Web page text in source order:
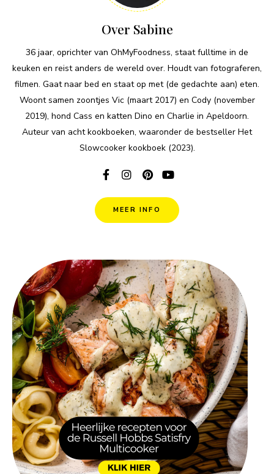
Over Sabine
36 jaar, oprichter van OhMyFoodness, staat fulltime in de
keuken en reist anders de wereld over. Houdt van fotograferen,
filmen. Gaat naar bed en staat op met (de gedachte aan) eten.
Woont samen zoontjes Vic (maart 2017) en Cody (november
2019), hond Cass en katten Dino en Charlie in Apeldoorn.
Auteur van acht kookboeken, waaronder de bestseller Het
Slowcooker kookboek (2023).
MEER INFO